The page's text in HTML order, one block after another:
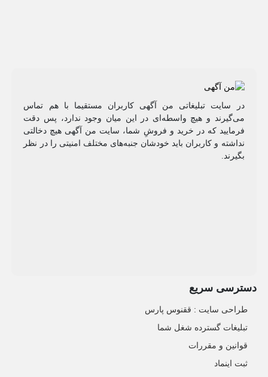
در سایت تبلیغاتی من آگهی کاربران مستقیما با هم تماس
می‌گیرند و هیچ واسطه‌ای در این میان وجود ندارد، پس دقت
فرمایید که در خرید و فروشِ شما، سایت من آگهی هیچ دخالتی
نداشته و کاربران باید خودشان جنبه‌های مختلف امنیتی را در نظر
بگیرند.
دسترسی سریع
طراحی سایت :‌ ققنوس پارس
تبلیغات گسترده شغل شما
قوانین و مقررات
ثبت اینماد